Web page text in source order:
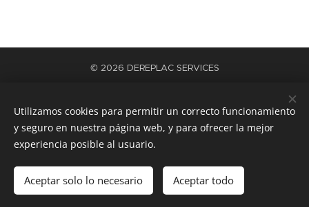
Añadir a la cesta
© 2026 DEREPLAC SERVICES
Idiomas
Español
Català
Utilizamos cookies para permitir un correcto funcionamiento
y seguro en nuestra página web, y para ofrecer la mejor
experiencia posible al usuario.
Aceptar solo lo necesario Aceptar todo